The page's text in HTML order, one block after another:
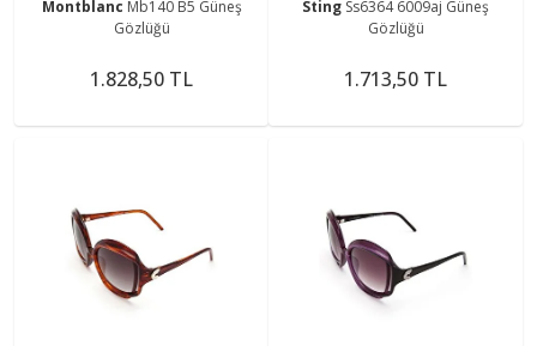
Montblanc Mb140 B5 Güneş
Gözlüğü
1.828,50 TL
Sting Ss6364 6009aj Güneş
Gözlüğü
1.713,50 TL